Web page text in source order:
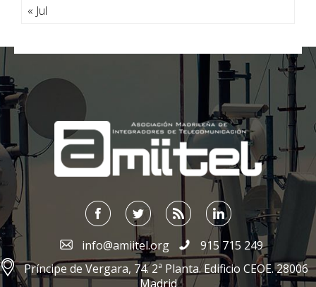
« Jul
;
info@amiitel.org
915 715 249
Príncipe de Vergara, 74. 2ª Planta. Edificio CEOE. 28006
Madrid